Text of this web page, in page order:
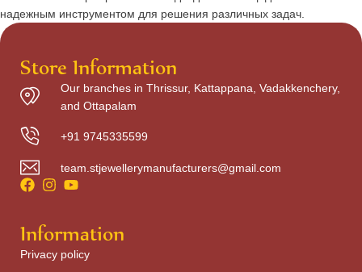
надежным инструментом для решения различных задач.
Store Information
Our branches in Thrissur, Kattappana, Vadakkenchery,
and Ottapalam
+91 9745335599
team.stjewellerymanufacturers@gmail.com
Information
Privacy policy